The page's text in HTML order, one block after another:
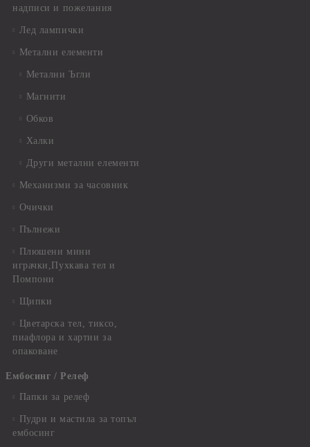
надписи и пожелания
Лед лампички
Метални елементи
Метални Ъгли
Магнити
Обков
Халки
Други метални елементи
Механизми за часовник
Очички
Пълнежи
Плюшени мини
играчки,Пухкава тел и
Помпони
Щипки
Цветарска тел, тиксо,
пиафлора и хартии за
опаковане
Ембосинг / Релеф
Папки за релеф
Пудри и мастила за топъл
ембосинг